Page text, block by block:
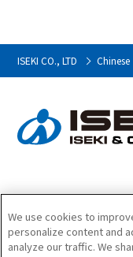
ISEKI CO., LTD Chinese
商品信息
We use cookies to
personalize content and
analyze our traffic. We